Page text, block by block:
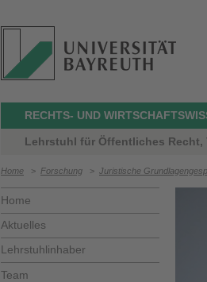
RECHTS- UND
Lehrstuhl für Öffentliches Recht,
Home > Forschung > Juristische
Home
Aktuelles
Lehrstuhlinhaber
Team